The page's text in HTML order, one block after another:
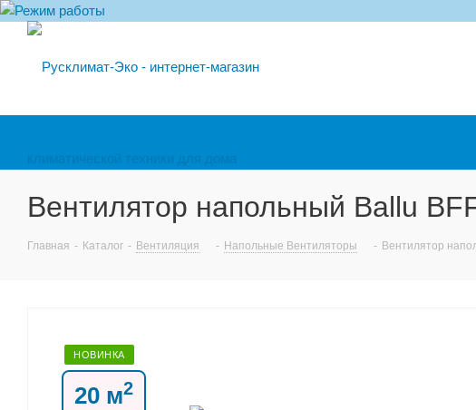
Вентилятор напольный Ballu
Главная - Каталог - Вентиляция - Напольные Вентиляторы - Вентилятор
НОВИНКА
20 м2